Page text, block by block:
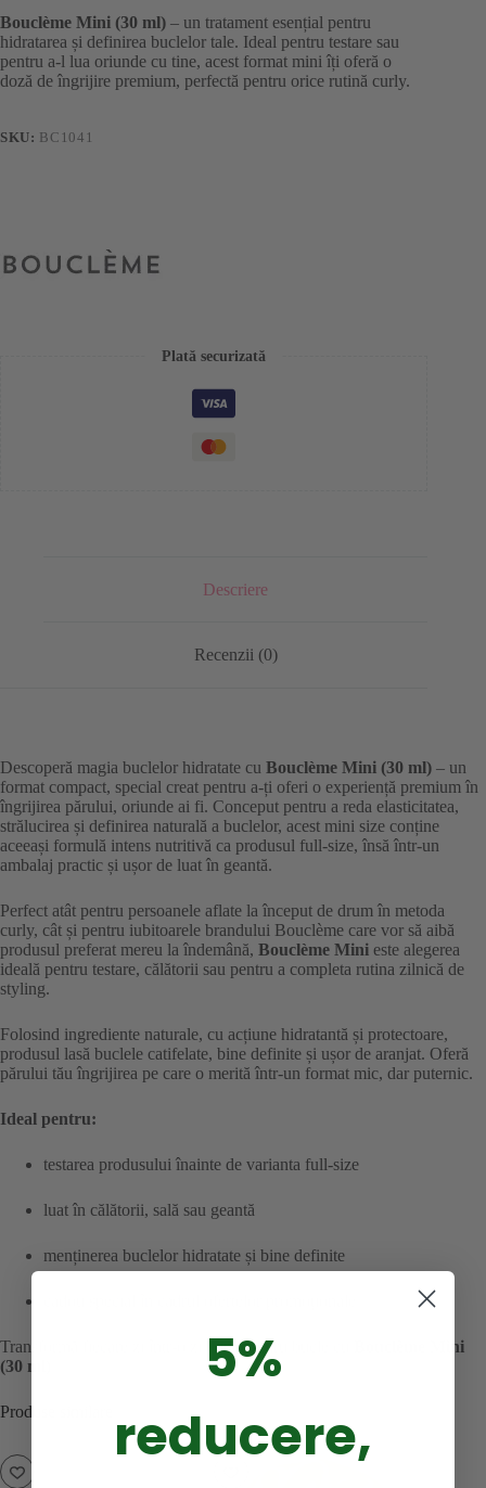
Bouclème Mini (30 ml) – un tratament esențial pentru
hidratarea și definirea buclelor tale. Ideal pentru testare sau
pentru a-l lua oriunde cu tine, acest format mini îți oferă o
doză de îngrijire premium, perfectă pentru orice rutină curly.
SKU: BC1041
Plată securizată
Descriere
Recenzii (0)
Descoperă magia buclelor hidratate cu Bouclème Mini (30 ml) – un
format compact, special creat pentru a-ți oferi o experiență premium în
îngrijirea părului, oriunde ai fi. Conceput pentru a reda elasticitatea,
strălucirea și definirea naturală a buclelor, acest mini size conține
aceeași formulă intens nutritivă ca produsul full-size, însă într-un
ambalaj practic și ușor de luat în geantă.
Perfect atât pentru persoanele aflate la început de drum în metoda
curly, cât și pentru iubitoarele brandului Bouclème care vor să aibă
produsul preferat mereu la îndemână, Bouclème Mini este alegerea
ideală pentru testare, călătorii sau pentru a completa rutina zilnică de
styling.
Folosind ingrediente naturale, cu acțiune hidratantă și protectoare,
produsul lasă buclele catifelate, bine definite și ușor de aranjat. Oferă
părului tău îngrijirea pe care o merită într-un format mic, dar puternic.
Ideal pentru:
testarea produsului înainte de varianta full-size
luat în călătorii, sală sau geantă
menținerea buclelor hidratate și bine definite
Transformă fiecare zi într-o zi bună pentru bucle cu
Bouclème Mini
(30 ml)
Produse similare
5%
reducere,